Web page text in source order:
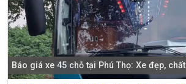
Báo giá xe 45 chỗ tại Phú Thọ: Xe đẹp,